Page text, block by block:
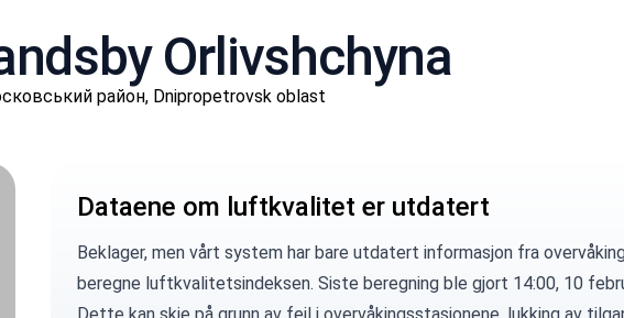
Orlivshchyna
район, Dnipropetrovsk oblast
Dataene om luftkvalitet er utdatert
Beklager, men vårt system har bare utdatert informasjon fra
beregne luftkvalitetsindeksen. Siste beregning ble gjort 14:00, 10